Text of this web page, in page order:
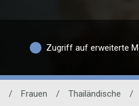
Zugriff auf erweiterte
/ Frauen / Thailändische /